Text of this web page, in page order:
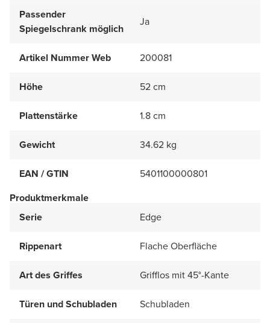
Passender
Spiegelschrank möglich
Ja
Artikel Nummer Web 200081
Höhe 52 cm
Plattenstärke 1.8 cm
Gewicht 34.62 kg
EAN / GTIN
5401100000801
Produktmerkmale
Serie
Edge
Rippenart Flache Oberfläche
Art des Griffes Grifflos mit 45°-Kante
Türen und Schubladen Schubladen